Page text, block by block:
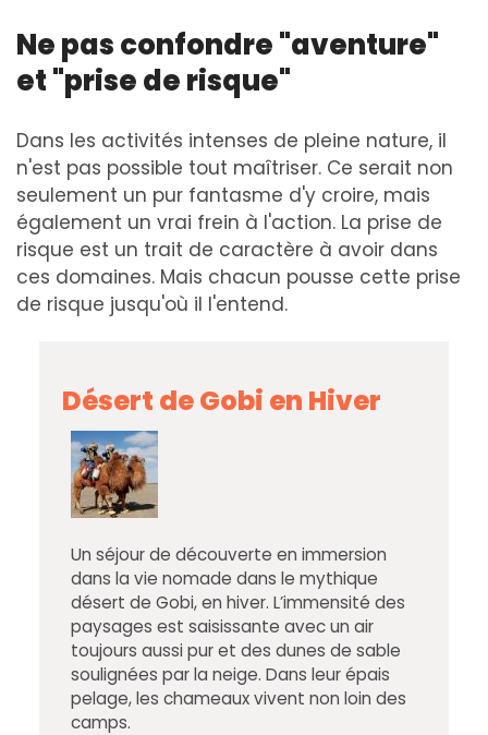
Ne pas confondre "aventure"
et "prise de risque"
Dans les activités intenses de pleine nature, il
n'est pas possible tout maîtriser. Ce serait non
seulement un pur fantasme d'y croire, mais
également un vrai frein à l'action. La prise de
risque est un trait de caractère à avoir dans
ces domaines. Mais chacun pousse cette prise
de risque jusqu'où il l'entend.
Désert de Gobi en Hiver
Un séjour de découverte en immersion
dans la vie nomade dans le mythique
désert de Gobi, en hiver. L’immensité des
paysages est saisissante avec un air
toujours aussi pur et des dunes de sable
soulignées par la neige. Dans leur épais
pelage, les chameaux vivent non loin des
camps.